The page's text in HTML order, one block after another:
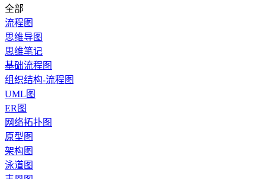
全部
流程图
思维导图
思维笔记
基础流程图
组织结构-流程图
UML图
ER图
网络拓扑图
原型图
架构图
泳道图